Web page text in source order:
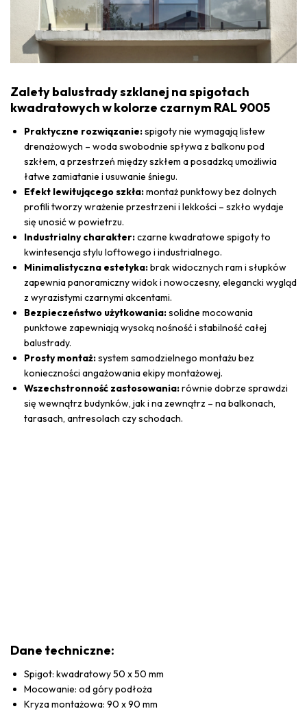
Zalety balustrady szklanej na spigotach
kwadratowych w kolorze czarnym RAL 9005
Praktyczne rozwiązanie:spigoty nie wymagają listew
drenażowych – woda swobodnie spływa z balkonu pod
szkłem, a przestrzeń między szkłem a posadzką umożliwia
łatwe zamiatanie i usuwanie śniegu.
Efekt lewitującego szkła:montaż punktowy bez dolnych
profili tworzy wrażenie przestrzeni i lekkości – szkło wydaje
się unosić w powietrzu.
Industrialny charakter:czarne kwadratowe spigoty to
kwintesencja stylu loftowego i industrialnego.
Minimalistyczna estetyka:brak widocznych ram i słupków
zapewnia panoramiczny widok i nowoczesny, elegancki wygląd
z wyrazistymi czarnymi akcentami.
Bezpieczeństwo użytkowania:solidne mocowania
punktowe zapewniają wysoką nośność i stabilność całej
balustrady.
Prosty montaż:system samodzielnego montażu bez
konieczności angażowania ekipy montażowej.
Wszechstronność zastosowania:równie dobrze sprawdzi
się wewnątrz budynków, jak i na zewnątrz – na balkonach,
tarasach, antresolach czy schodach.
Dane techniczne:
Spigot: kwadratowy 50 x 50 mm
Mocowanie: od góry podłoża
Kryza montażowa: 90 x 90 mm